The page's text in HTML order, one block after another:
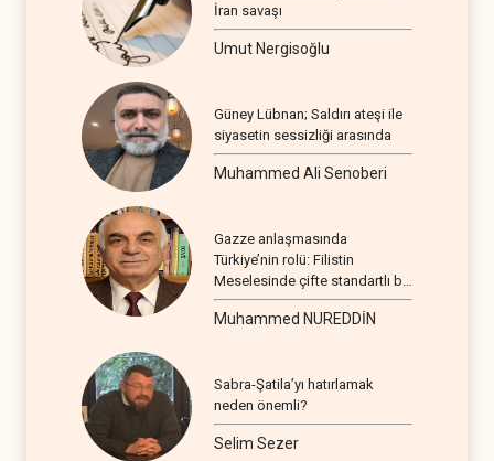
İran savaşı
Umut Nergisoğlu
Güney Lübnan; Saldırı ateşi ile
siyasetin sessizliği arasında
Muhammed Ali Senoberi
Gazze anlaşmasında
Türkiye’nin rolü: Filistin
Meselesinde çifte standartlı bir
seyir
Muhammed NUREDDİN
Sabra-Şatila’yı hatırlamak
neden önemli?
Selim Sezer